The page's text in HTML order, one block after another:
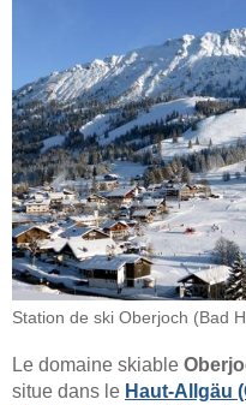
Station de ski Oberjoch (Bad
Le domaine skiable
situe dans le Haut-Allgäu